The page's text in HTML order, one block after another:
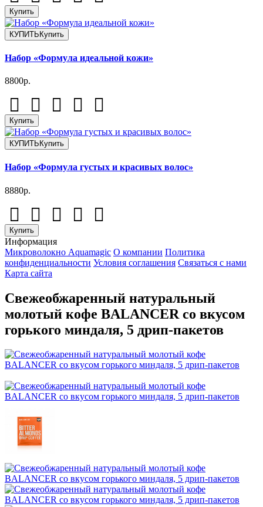
Купить
КУПИТЬКупить
Набор «Формула идеальной кожи»
8800р.
Купить
КУПИТЬ Купить
Набор «Формула густых и красивых волос»
8880р.
Купить
Информация
Микроволокно Aquamagic О компании Политика
конфиденциальности Условия соглашения Связаться с нами
Карта сайта
Свежеобжаренный натуральный
молотый кофе BALANCER со вкусом
горького миндаля, 5 дрип-пакетов